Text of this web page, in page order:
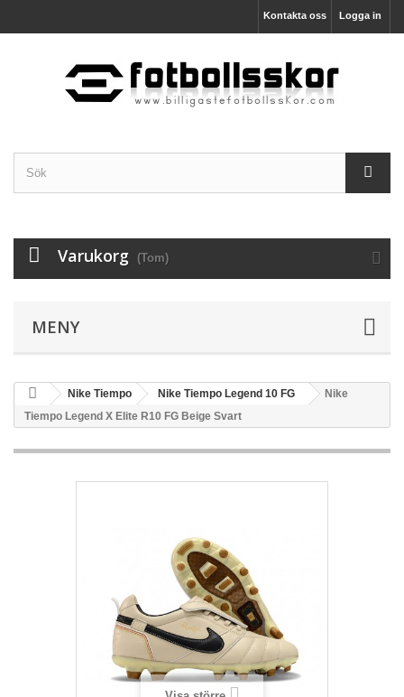
Logga in
Kontakta oss
Varukorg (Tom)
MENY
Nike Tiempo Nike Tiempo Legend 10 FG
Nike
Tiempo Legend X Elite R10 FG Beige Svart